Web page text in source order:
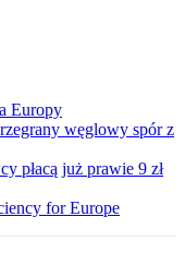
Europy
węglowy spór z
płacą już prawie 9 zł
for Europe